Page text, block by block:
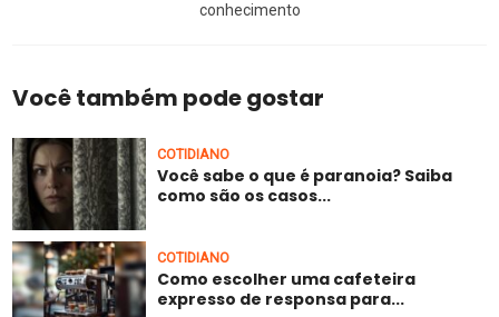
conhecimento
Você também pode gostar
COTIDIANO
Você sabe o que é paranoia? Saiba
como são os casos...
COTIDIANO
Como escolher uma cafeteira
expresso de responsa para...